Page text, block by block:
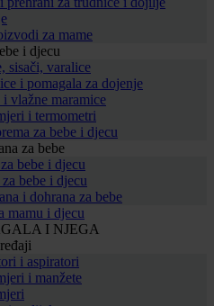
za mame
i djecu
sisači, varalice
i pomagala za dojenje
i vlažne maramice
i termometri
za bebe i djecu
za bebe
bebe i djecu
bebe i djecu
i dohrana za bebe
mamu i djecu
I NJEGA
i aspiratori
i manžete